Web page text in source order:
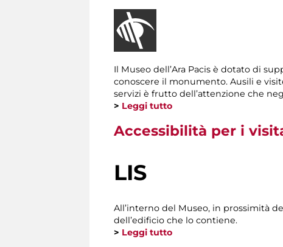
Il Museo dell’Ara Pacis è dotato di
conoscere il monumento. Ausili e
servizi è frutto dell’attenzione che
> Leggi tutto
Accessibilità per i
LIS
All’interno del Museo, in prossimità
dell’edificio che lo contiene.
> Leggi tutto